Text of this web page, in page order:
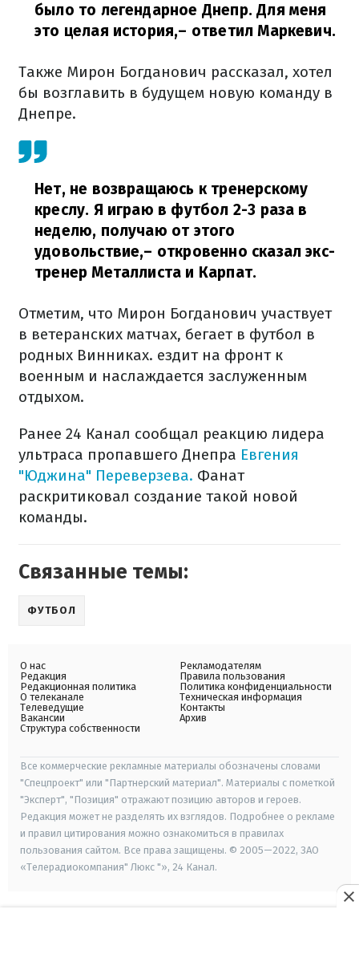
было то легендарное Днепр. Для меня
это целая история,– ответил Маркевич.
Также Мирон Богданович рассказал, хотел
бы возглавить в будущем новую команду в
Днепре.
Нет, не возвращаюсь к тренерскому
креслу. Я играю в футбол 2-3 раза в
неделю, получаю от этого
удовольствие,– откровенно сказал экс-
тренер Металлиста и Карпат.
Отметим, что Мирон Богданович участвует
в ветеранских матчах, бегает в футбол в
родных Винниках. ездит на фронт к
военным и наслаждается заслуженным
отдыхом.
Ранее 24 Канал сообщал реакцию лидера
ультраса пропавшего Днепра Евгения
"Юджина" Переверзева. Фанат
раскритиковал создание такой новой
команды.
Связанные темы:
ФУТБОЛ
О нас
Редакция
Редакционная политика
О телеканале
Телеведущие
Вакансии
Структура собственности
Рекламодателям
Правила пользования
Политика конфиденциальности
Техническая информация
Контакты
Архив
Все коммерческие рекламные материалы обозначены словами
"Спецпроект" или "Партнерский материал". Материалы с пометкой
"Эксперт", "Позиция" отражают позицию авторов и героев.
Редакция может не разделять их взглядов. Подробнее о рекламе
и правил цитирования можно ознакомиться в правилах
пользования сайтом. Все права защищены. © 2005—2022, ЗАО
«Телерадиокомпания" Люкс "», 24 Канал.